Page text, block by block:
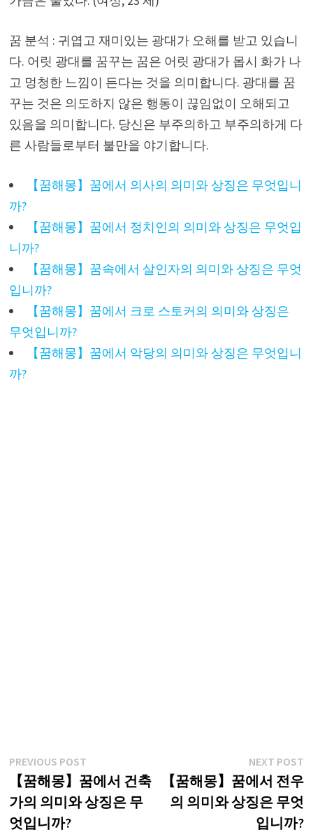
꿈 분석 : 귀엽고 재미있는 광대가 오해를 받고 있습니
다. 어릿 광대를 꿈꾸는 꿈은 어릿 광대가 몹시 화가 나
고 멍청한 느낌이 든다는 것을 의미합니다. 광대를 꿈
꾸는 것은 의도하지 않은 행동이 끊임없이 오해되고
있음을 의미합니다. 당신은 부주의하고 부주의하게 다
른 사람들로부터 불만을 야기합니다.
【꿈해몽】꿈에서 의사의 의미와 상징은 무엇입니
까?
【꿈해몽】꿈에서 정치인의 의미와 상징은 무엇입
니까?
【꿈해몽】꿈속에서 살인자의 의미와 상징은 무엇
입니까?
【꿈해몽】꿈에서 크로 스토커의 의미와 상징은
무엇입니까?
【꿈해몽】꿈에서 악당의 의미와 상징은 무엇입니
까?
글
탐
색
PREVIOUS POSTPrevious
post:
【꿈해몽】꿈에서 건축
가의 의미와 상징은 무
엇입니까?
NEXT POST
【꿈해몽】꿈에서 전우
의 의미와 상징은 무엇
입니까?